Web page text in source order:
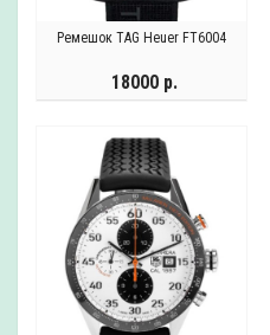
Ремешок TAG Heuer FT6004
18000 р.